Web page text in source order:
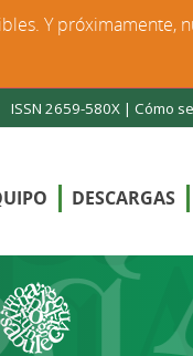
ISSN 2659-580X | Cómo
DESCARGAS
Y próximamente,